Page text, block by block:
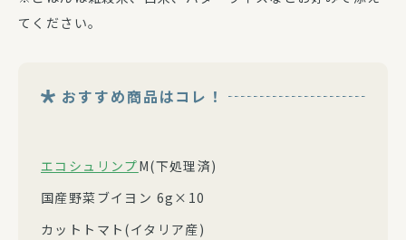
てください。
おすすめ商品はコレ！
エコシュリンプM(下処理済)
国産野菜ブイヨン 6g×10
カットトマト(イタリア産)